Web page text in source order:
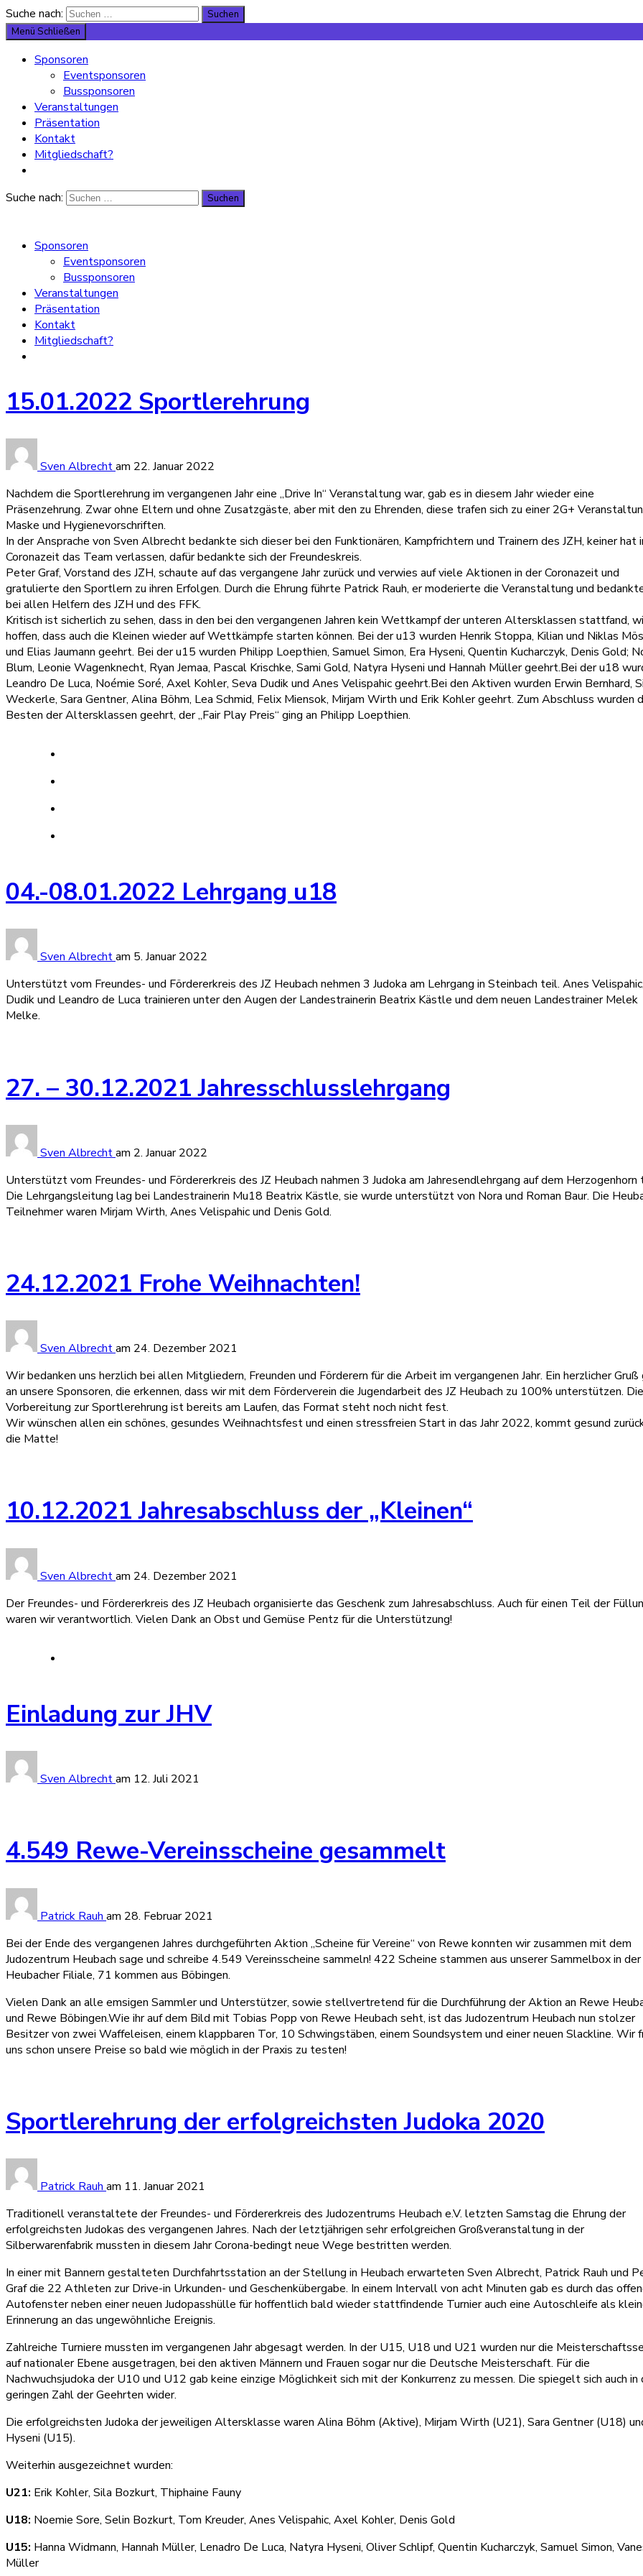
Suche nach:
Suchen
Menü Schließen
Sponsoren
Eventsponsoren
Bussponsoren
Veranstaltungen
Präsentation
Kontakt
Mitgliedschaft?
Suche nach: Suchen
Sponsoren
Eventsponsoren
Bussponsoren
Veranstaltungen
Präsentation
Kontakt
Mitgliedschaft?
15.01.2022 Sportlerehrung
Sven Albrechtam 22. Januar 2022
Nachdem die Sportlerehrung im vergangenen Jahr eine „Drive In“ Veranstaltung war, gab es in diesem Jahr wieder eine
Präsenzehrung. Zwar ohne Eltern und ohne Zusatzgäste, aber mit den zu Ehrenden, diese trafen sich zu einer 2G+
Maske und Hygienevorschriften.
In der Ansprache von Sven Albrecht bedankte sich dieser bei den Funktionären, Kampfrichtern und Trainern des JZH, keiner hat
Coronazeit das Team verlassen, dafür bedankte sich der Freundeskreis.
Peter Graf, Vorstand des JZH, schaute auf das vergangene Jahr zurück und verwies auf viele Aktionen in der Coronazeit und
gratulierte den Sportlern zu ihren Erfolgen. Durch die Ehrung führte Patrick Rauh, er moderierte die Veranstaltung und
bei allen Helfern des JZH und des FFK.
Kritisch ist sicherlich zu sehen, dass in den bei den vergangenen Jahren kein Wettkampf der unteren Altersklassen stattfand,
hoffen, dass auch die Kleinen wieder auf Wettkämpfe starten können. Bei der u13 wurden Henrik Stoppa, Kilian und Niklas
und Elias Jaumann geehrt. Bei der u15 wurden Philipp Loepthien, Samuel Simon, Era Hyseni, Quentin Kucharczyk, Denis Gold;
Blum, Leonie Wagenknecht, Ryan Jemaa, Pascal Krischke, Sami Gold, Natyra Hyseni und Hannah Müller geehrt.Bei der u18
Leandro De Luca, Noémie Soré, Axel Kohler, Seva Dudik und Anes Velispahic geehrt.Bei den Aktiven wurden Erwin Bernhard,
Weckerle, Sara Gentner, Alina Böhm, Lea Schmid, Felix Miensok, Mirjam Wirth und Erik Kohler geehrt. Zum Abschluss wurden
Besten der Altersklassen geehrt, der „Fair Play Preis“ ging an Philipp Loepthien.
04.-08.01.2022 Lehrgang u18
Sven Albrechtam 5. Januar 2022
Unterstützt vom Freundes- und Fördererkreis des JZ Heubach nehmen 3 Judoka am Lehrgang in Steinbach teil. Anes
Dudik und Leandro de Luca trainieren unter den Augen der Landestrainerin Beatrix Kästle und dem neuen Landestrainer Melek
Melke.
27. – 30.12.2021 Jahresschlusslehrgang
Sven Albrechtam 2. Januar 2022
Unterstützt vom Freundes- und Fördererkreis des JZ Heubach nahmen 3 Judoka am Jahresendlehrgang auf dem Herzogenhorn
Die Lehrgangsleitung lag bei Landestrainerin Mu18 Beatrix Kästle, sie wurde unterstützt von Nora und Roman Baur. Die
Teilnehmer waren Mirjam Wirth, Anes Velispahic und Denis Gold.
24.12.2021 Frohe Weihnachten!
Sven Albrechtam 24. Dezember 2021
Wir bedanken uns herzlich bei allen Mitgliedern, Freunden und Förderern für die Arbeit im vergangenen Jahr. Ein herzlicher
an unsere Sponsoren, die erkennen, dass wir mit dem Förderverein die Jugendarbeit des JZ Heubach zu 100% unterstützen. Die
Vorbereitung zur Sportlerehrung ist bereits am Laufen, das Format steht noch nicht fest.
Wir wünschen allen ein schönes, gesundes Weihnachtsfest und einen stressfreien Start in das Jahr 2022, kommt gesund
die Matte!
10.12.2021 Jahresabschluss der „Kleinen“
Sven Albrechtam 24. Dezember 2021
Der Freundes- und Fördererkreis des JZ Heubach organisierte das Geschenk zum Jahresabschluss. Auch für einen Teil der
waren wir verantwortlich. Vielen Dank an Obst und Gemüse Pentz für die Unterstützung!
Einladung zur JHV
Sven Albrechtam 12. Juli 2021
4.549 Rewe-Vereinsscheine gesammelt
Patrick Rauh am 28. Februar 2021
Bei der Ende des vergangenen Jahres durchgeführten Aktion „Scheine für Vereine“ von Rewe konnten wir zusammen mit dem
Judozentrum Heubach sage und schreibe 4.549 Vereinsscheine sammeln! 422 Scheine stammen aus unserer Sammelbox in der
Heubacher Filiale, 71 kommen aus Böbingen.
Vielen Dank an alle emsigen Sammler und Unterstützer, sowie stellvertretend für die Durchführung der Aktion an Rewe
und Rewe Böbingen.Wie ihr auf dem Bild mit Tobias Popp von Rewe Heubach seht, ist das Judozentrum Heubach nun stolzer
Besitzer von zwei Waffeleisen, einem klappbaren Tor, 10 Schwingstäben, einem Soundsystem und einer neuen Slackline. Wir
uns schon unsere Preise so bald wie möglich in der Praxis zu testen!
Sportlerehrung der erfolgreichsten Judoka 2020
Patrick Rauh am 11. Januar 2021
Traditionell veranstaltete der Freundes- und Fördererkreis des Judozentrums Heubach e.V. letzten Samstag die Ehrung der
erfolgreichsten Judokas des vergangenen Jahres. Nach der letztjährigen sehr erfolgreichen Großveranstaltung in der
Silberwarenfabrik mussten in diesem Jahr Corona-bedingt neue Wege bestritten werden.
In einer mit Bannern gestalteten Durchfahrtsstation an der Stellung in Heubach erwarteten Sven Albrecht, Patrick Rauh und
Graf die 22 Athleten zur Drive-in Urkunden- und Geschenkübergabe. In einem Intervall von acht Minuten gab es durch das
Autofenster neben einer neuen Judopasshülle für hoffentlich bald wieder stattfindende Turnier auch eine Autoschleife als
Erinnerung an das ungewöhnliche Ereignis.
Zahlreiche Turniere mussten im vergangenen Jahr abgesagt werden. In der U15, U18 und U21 wurden nur die
auf nationaler Ebene ausgetragen, bei den aktiven Männern und Frauen sogar nur die Deutsche Meisterschaft. Für die
Nachwuchsjudoka der U10 und U12 gab keine einzige Möglichkeit sich mit der Konkurrenz zu messen. Die spiegelt sich auch in
geringen Zahl der Geehrten wider.
Die erfolgreichsten Judoka der jeweiligen Altersklasse waren Alina Böhm (Aktive), Mirjam Wirth (U21), Sara Gentner (U18)
Hyseni (U15).
Weiterhin ausgezeichnet wurden:
U21: Erik Kohler, Sila Bozkurt, Thiphaine Fauny
U18: Noemie Sore, Selin Bozkurt, Tom Kreuder, Anes Velispahic, Axel Kohler, Denis Gold
U15: Hanna Widmann, Hannah Müller, Lenadro De Luca, Natyra Hyseni, Oliver Schlipf, Quentin Kucharczyk, Samuel Simon,
Müller